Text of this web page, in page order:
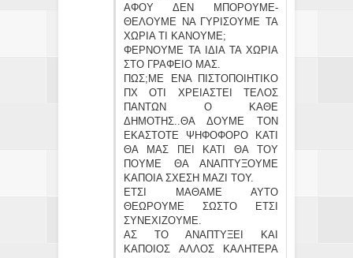
ΑΦΟΥ ΔΕΝ ΜΠΟΡΟΥΜΕ-
ΘΕΛΟΥΜΕ ΝΑ ΓΥΡΙΣΟΥΜΕ ΤΑ
ΧΩΡΙΑ ΤΙ ΚΑΝΟΥΜΕ;
ΦΕΡΝΟΥΜΕ ΤΑ ΙΔΙΑ ΤΑ ΧΩΡΙΑ
ΣΤΟ ΓΡΑΦΕΙΟ ΜΑΣ.
ΠΩΣ;ΜΕ ΕΝΑ ΠΙΣΤΟΠΟΙΗΤΙΚΟ
ΠΧ ΟΤΙ ΧΡΕΙΑΣΤΕΙ ΤΕΛΟΣ
ΠΑΝΤΩΝ Ο ΚΑΘΕ
ΔΗΜΟΤΗΣ..ΘΑ ΔΟΥΜΕ ΤΟΝ
ΕΚΑΣΤΟΤΕ ΨΗΦΟΦΟΡΟ ΚΑΤΙ
ΘΑ ΜΑΣ ΠΕΙ ΚΑΤΙ ΘΑ ΤΟΥ
ΠΟΥΜΕ ΘΑ ΑΝΑΠΤΥΞΟΥΜΕ
ΚΑΠΟΙΑ ΣΧΕΣΗ ΜΑΖΙ ΤΟΥ.
ΕΤΣΙ ΜΑΘΑΜΕ ΑΥΤΟ
ΘΕΩΡΟΥΜΕ ΣΩΣΤΟ ΕΤΣΙ
ΣΥΝΕΧΙΖΟΥΜΕ.
ΑΣ ΤΟ ΑΝΑΠΤΥΞΕΙ ΚΑΙ
ΚΑΠΟΙΟΣ ΑΛΛΟΣ ΚΑΛΗΤΕΡΑ